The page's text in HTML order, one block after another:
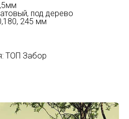
под дерево
245 мм
ТОП Забор